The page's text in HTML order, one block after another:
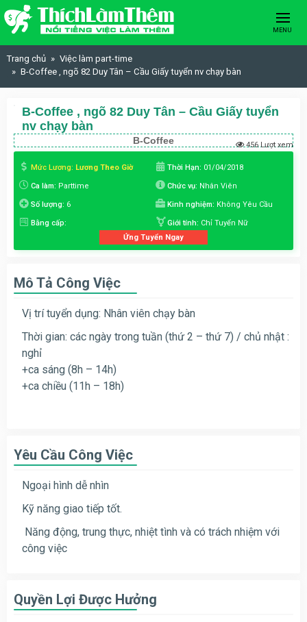
Skip to content
MENU
Trang chủ
Việc làm part-time
B-Coffee , ngõ 82 Duy Tân – Cầu Giấy tuyển nv chạy bàn
B-Coffee , ngõ 82 Duy Tân – Cầu Giấy tuyển
nv chạy bàn
B-Coffee 456 Lượt xem
Mức Lương: Lương Theo Giờ Thời Hạn: 01/04/2018
Ca làm: Parttime Chức vụ: Nhân Viên
Số lượng: 6 Kinh nghiệm: Không Yêu Cầu
Bằng cấp: Giới tính: Chỉ Tuyển Nữ
Ứng Tuyển Ngay
Mô Tả Công Việc
Vị trí tuyển dụng: Nhân viên chạy bàn
Thời gian: các ngày trong tuần (thứ 2 – thứ 7) / chủ nhật :
nghỉ
+ca sáng (8h – 14h)
+ca chiều (11h – 18h)
Yêu Cầu Công Việc
Ngoại hình dễ nhìn
Kỹ năng giao tiếp tốt.
Năng động, trung thực, nhiệt tình và có trách nhiệm với
công việc
Quyền Lợi Được Hưởng